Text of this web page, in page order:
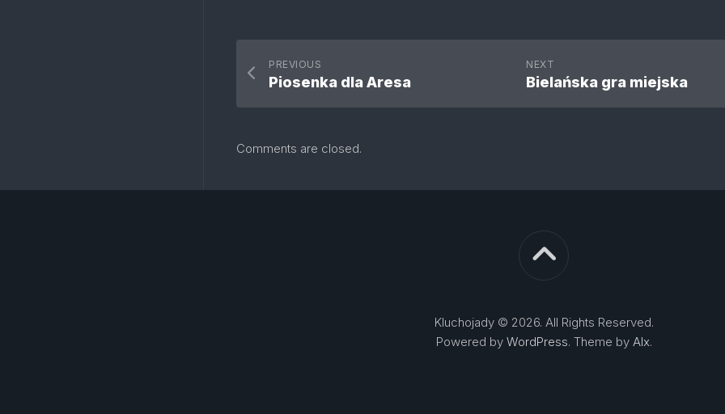
NEXT
Bielańska gra miejska
PREVIOUS
Piosenka dla Aresa
Comments are closed.
Kluchojady © 2026. All Rights Reserved.
Powered by WordPress. Theme by Alx.